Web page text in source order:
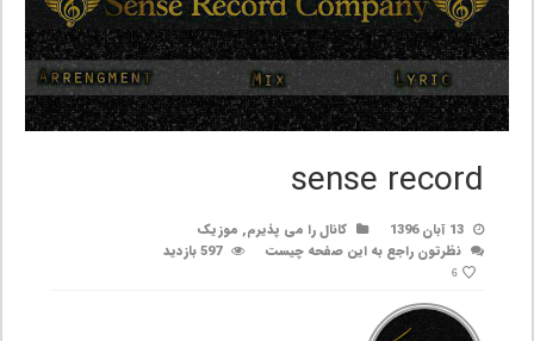
sense record
13 آبان 1396 کانال را می پذیرم, موزیک
نظرتون راجع به این صفحه چیست
597 بازدید
6